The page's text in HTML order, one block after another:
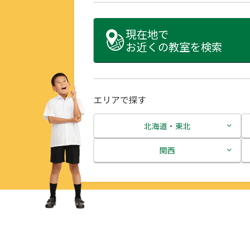
現在地で
お近くの教室を検索
エリアで探す
北海道・東北
北海道
関西